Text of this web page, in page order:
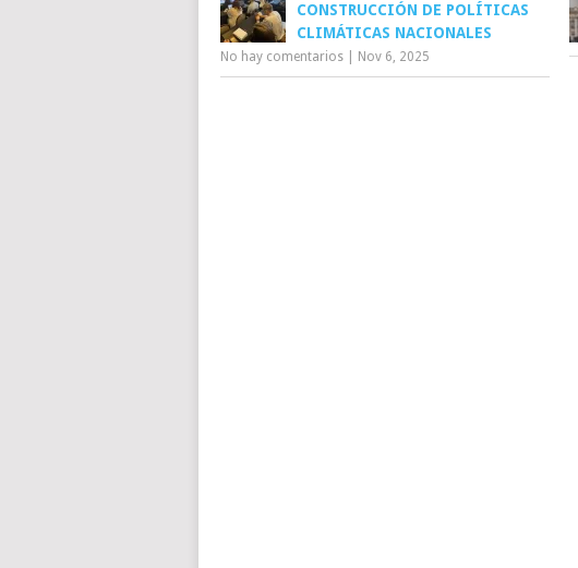
CONSTRUCCIÓN DE POLÍTICAS
CLIMÁTICAS NACIONALES
No hay comentarios Nov 6, 2025